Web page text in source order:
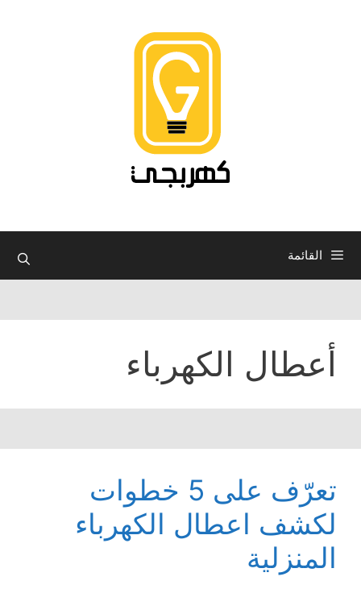
القائمة
أعطال الكهرباء
تعرّف على 5 خطوات
لكشف اعطال الكهرباء
المنزلية